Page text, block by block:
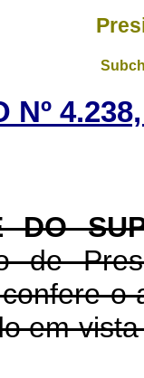
Nº
DO
de
o
em